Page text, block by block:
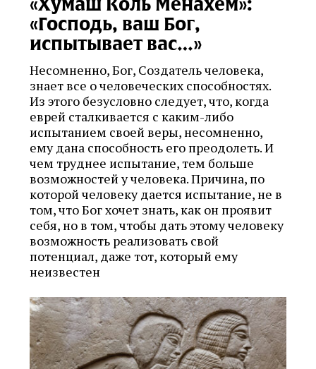
«Господь, ваш Бог,
испытывает вас…»
Несомненно, Бог, Создатель человека,
знает все о человеческих способностях.
Из этого безусловно следует, что, когда
еврей сталкивается с каким-либо
испытанием своей веры, несомненно,
ему дана способность его преодолеть. И
чем труднее испытание, тем больше
возможностей у человека. Причина, по
которой человеку дается испытание, не в
том, что Бог хочет знать, как он проявит
себя, но в том, чтобы дать этому человеку
возможность реализовать свой
потенциал, даже тот, который ему
неизвестен